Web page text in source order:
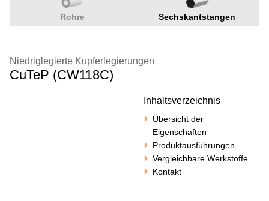
Rohre Sechskantstangen
Niedriglegierte Kupferlegierungen
CuTeP (CW118C)
Inhaltsverzeichnis
Übersicht der
Eigenschaften
Produktausführungen
Vergleichbare Werkstoffe
Kontakt